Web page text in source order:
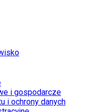
i gospodarcze
i ochrony danych